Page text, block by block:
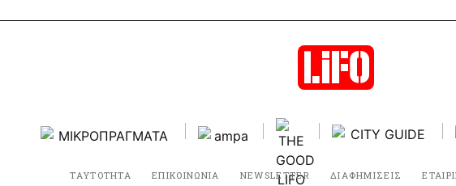
ΤΑΥΤΟΤΗΤΑ ΕΠΙΚΟΙΝΩΝΙΑ NEWSLETTER ΔΙΑΦΗΜΙΣΕΙΣ